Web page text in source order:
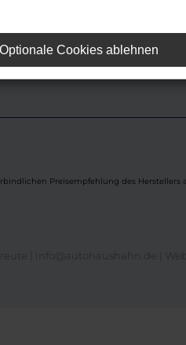
Preisempfehlung des Herstellers
Optionale Cookies ablehnen